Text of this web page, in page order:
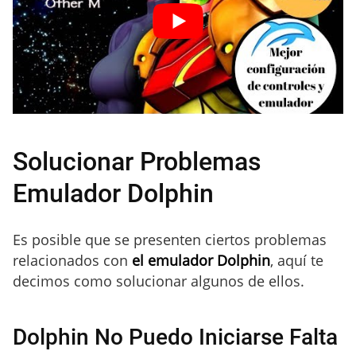
Solucionar Problemas
Emulador Dolphin
Es posible que se presenten ciertos problemas
relacionados con el emulador Dolphin, aquí te
decimos como solucionar algunos de ellos.
Dolphin No Puedo Iniciarse Falta